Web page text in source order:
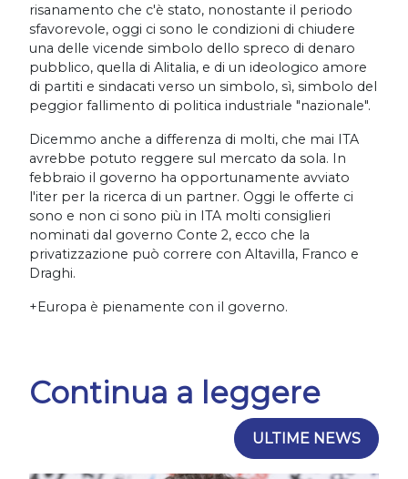
risanamento che c'è stato, nonostante il periodo
sfavorevole, oggi ci sono le condizioni di chiudere
una delle vicende simbolo dello spreco di denaro
pubblico, quella di Alitalia, e di un ideologico amore
di partiti e sindacati verso un simbolo, sì, simbolo del
peggior fallimento di politica industriale "nazionale".
Dicemmo anche a differenza di molti, che mai ITA
avrebbe potuto reggere sul mercato da sola. In
febbraio il governo ha opportunamente avviato
l'iter per la ricerca di un partner. Oggi le offerte ci
sono e non ci sono più in ITA molti consiglieri
nominati dal governo Conte 2, ecco che la
privatizzazione può correre con Altavilla, Franco e
Draghi.
+Europa è pienamente con il governo.
Continua a leggere
ULTIME NEWS